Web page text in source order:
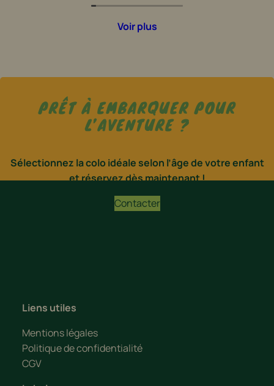
Voir plus
PRÊT À EMBARQUER POUR
L’AVENTURE ?
Sélectionnez la colo idéale selon l’âge de votre enfant
et réservez dès maintenant !
Contacter
Liens utiles
Mentions légales
Politique de confidentialité
CGV